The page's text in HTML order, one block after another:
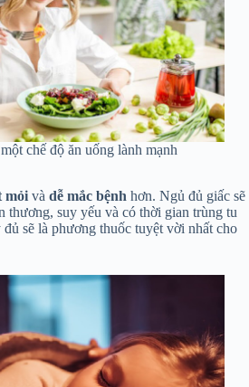
chế độ ăn uống lành mạnh
mỏi và dễ mắc bệnh hơn. Ngủ đủ giấc sẽ
thương, suy yếu và có thời gian trùng tu
sẽ là phương thuốc tuyệt vời nhất cho